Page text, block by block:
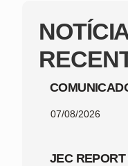
07/08/2026
JEC REPORT